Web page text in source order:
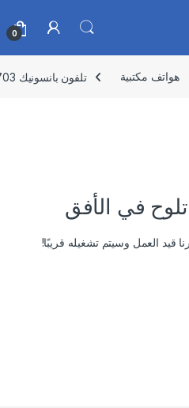
0
هواتف مكتبية تلفون بانسونيك 7703 PANASONIC موديل KX-T7703X
تلوح في الأفق
قيد العمل وسيتم تشغيله قريبًا!